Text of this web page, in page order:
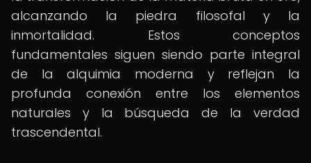
alcanzando la piedra filosofal y la
inmortalidad. Estos conceptos
fundamentales siguen siendo parte integral
de la alquimia moderna y reflejan la
profunda conexión entre los elementos
naturales y la búsqueda de la verdad
trascendental.